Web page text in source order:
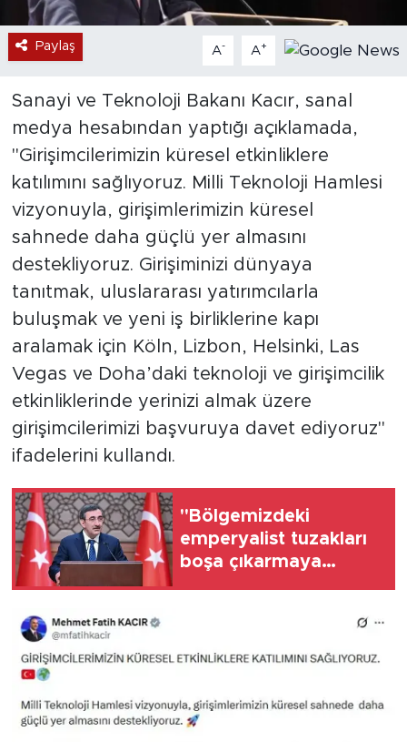
Paylaş A- A+
Sanayi ve Teknoloji Bakanı Kacır, sanal
medya hesabından yaptığı açıklamada,
"Girişimcilerimizin küresel etkinliklere
katılımını sağlıyoruz. Milli Teknoloji Hamlesi
vizyonuyla, girişimlerimizin küresel
sahnede daha güçlü yer almasını
destekliyoruz. Girişiminizi dünyaya
tanıtmak, uluslararası yatırımcılarla
buluşmak ve yeni iş birliklerine kapı
aralamak için Köln, Lizbon, Helsinki, Las
Vegas ve Doha’daki teknoloji ve girişimcilik
etkinliklerinde yerinizi almak üzere
girişimcilerimizi başvuruya davet ediyoruz"
ifadelerini kullandı.
"Bölgemizdeki
emperyalist tuzakları
boşa çıkarmaya